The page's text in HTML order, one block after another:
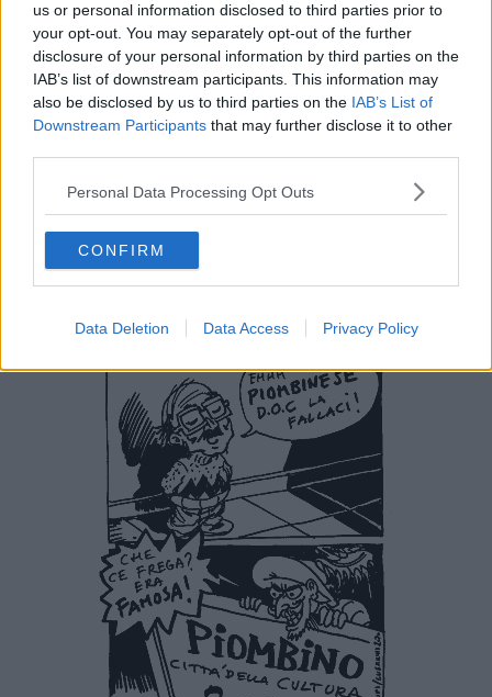
us or personal information disclosed to third parties prior to
your opt-out. You may separately opt-out of the further
disclosure of your personal information by third parties on the
IAB’s list of downstream participants. This information may
also be disclosed by us to third parties on the IAB’s List of
Downstream Participants that may further disclose it to other
Personal Data Processing Opt Outs
CONFIRM
Data Deletion Data Access Privacy Policy